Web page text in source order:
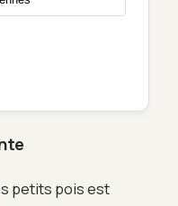
petits pois est